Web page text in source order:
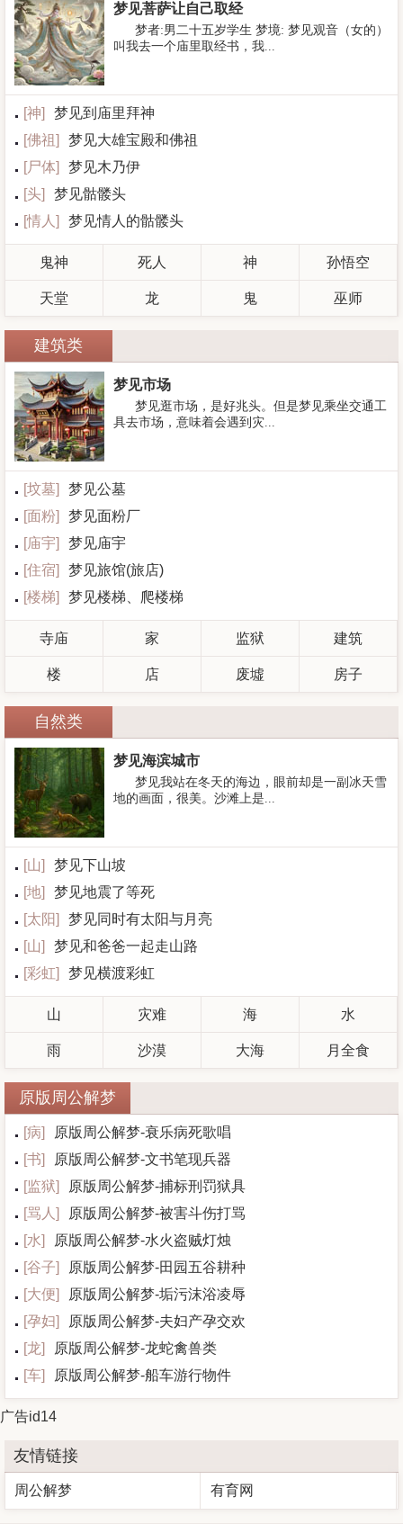
梦见菩萨让自己取经
梦者:男二十五岁学生 梦境: 梦见观音（女的）
叫我去一个庙里取经书，我...
[神]
梦见到庙里拜神
[佛祖]
梦见大雄宝殿和佛祖
[尸体]
梦见木乃伊
[头]
梦见骷髅头
[情人 ] 梦见情人的骷髅头
鬼神 死人 神 孙悟空
天堂 龙 鬼 巫师
建筑类
梦见市场
梦见逛市场，是好兆头。但是梦见乘坐交通工
具去市场，意味着会遇到灾...
[坟墓]
梦见公墓
[面粉]
梦见面粉厂
[庙宇]
梦见庙宇
[住宿]
梦见旅馆(旅店)
[楼梯] 梦见楼梯、爬楼梯
寺庙 家 监狱 建筑
楼 店 废墟 房子
自然类
梦见海滨城市
梦见我站在冬天的海边，眼前却是一副冰天雪
地的画面，很美。沙滩上是...
[山]
梦见下山坡
[地]
梦见地震了等死
[太阳]
梦见同时有太阳与月亮
[山]
梦见和爸爸一起走山路
[彩虹] 梦见横渡彩虹
山 灾难 海 水
雨 沙漠 大海 月全食
原版周公解梦
[病]
原版周公解梦-衰乐病死歌唱
[书]
原版周公解梦-文书笔现兵器
[监狱]
原版周公解梦-捕标刑罚狱具
[骂人 ]
原版周公解梦-被害斗伤打骂
[水]
原版周公解梦-水火盗贼灯烛
[谷子]
原版周公解梦-田园五谷耕种
[大便]
原版周公解梦-垢污沫浴凌辱
[孕妇]
原版周公解梦-夫妇产孕交欢
[龙]
原版周公解梦-龙蛇禽兽类
[车] 原版周公解梦-船车游行物件
广告id14
友情链接
周公解梦 有育网